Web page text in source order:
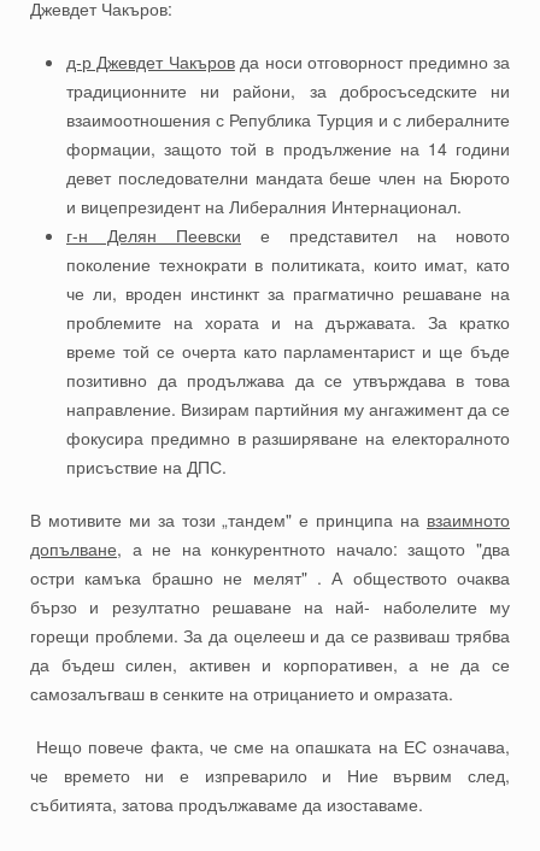
Джевдет Чакъров:
д-р Джевдет Чакъровда носи отговорност предимно за
традиционните ни райони, за добросъседските ни
взаимоотношения с Република Турция и с либералните
формации, защото той в продължение на 14 години
девет последователни мандата беше член на Бюрото
и вицепрезидент на Либералния Интернационал.
г-н Делян Пеевски е представител на новото
поколение технократи в политиката, които имат, като
че ли, вроден инстинкт за прагматично решаване на
проблемите на хората и на държавата. За кратко
време той се очерта като парламентарист и ще бъде
позитивно да продължава да се утвърждава в това
направление. Визирам партийния му ангажимент да се
фокусира предимно в разширяване на електоралното
присъствие на ДПС.
В мотивите ми за този „тандем" е принципа на взаимното
допълване, а не на конкурентното начало: защото "два
остри камъка брашно не мелят" . А обществото очаква
бързо и резултатно решаване на най- наболелите му
горещи проблеми. За да оцелееш и да се развиваш трябва
да бъдеш силен, активен и корпоративен, а не да се
самозалъгваш в сенките на отрицанието и омразата.
Нещо повече факта, че сме на опашката на ЕС означава,
че времето ни е изпреварило и Ние вървим след,
събитията, затова продължаваме да изоставаме.